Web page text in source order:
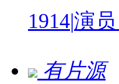
1914|演员
有片源